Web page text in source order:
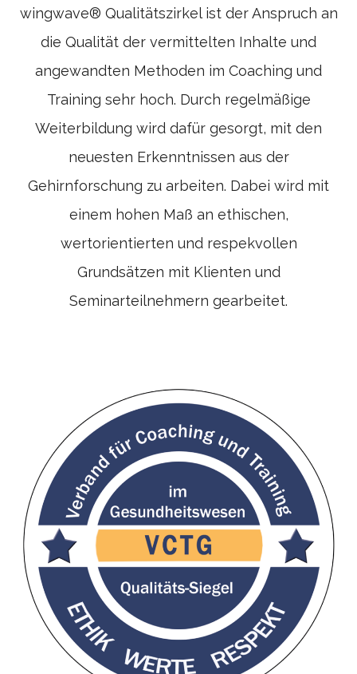
wingwave® Qualitätszirkel ist der Anspruch an
die Qualität der vermittelten Inhalte und
angewandten Methoden im Coaching und
Training sehr hoch. Durch regelmäßige
Weiterbildung wird dafür gesorgt, mit den
neuesten Erkenntnissen aus der
Gehirnforschung zu arbeiten. Dabei wird mit
einem hohen Maß an ethischen,
wertorientierten und respekvollen
Grundsätzen mit Klienten und
Seminarteilnehmern gearbeitet.